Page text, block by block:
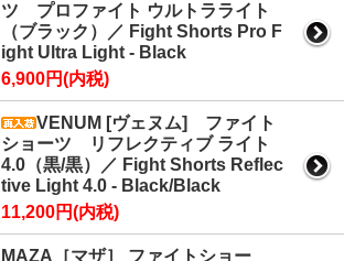
ツ プロファイト ウルトラライト
（ブラック）／ Fight Shorts Pro F
ight Ultra Light - Black
6,900円(内税)
VENUM [ヴェヌム] ファイト
ショーツ リフレクティブ ライト
4.0（黒/黒）／ Fight Shorts Reflec
tive Light 4.0 - Black/Black
11,200円(内税)
MAZA［マザ］ ファイトショー